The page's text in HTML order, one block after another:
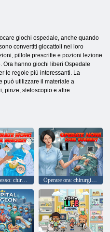
giochi ospedale, anche quando
convertiti giocattoli nei loro
pillole prescritte e pozioni lezione
Ora hanno giochi liberi Ospedale
le regole più interessanti. La
può utilizzare il materiale a
pinze, stetoscopio e altre
Operare adesso: chirurgia oculare Operare ora: chirurgia del ginocchio